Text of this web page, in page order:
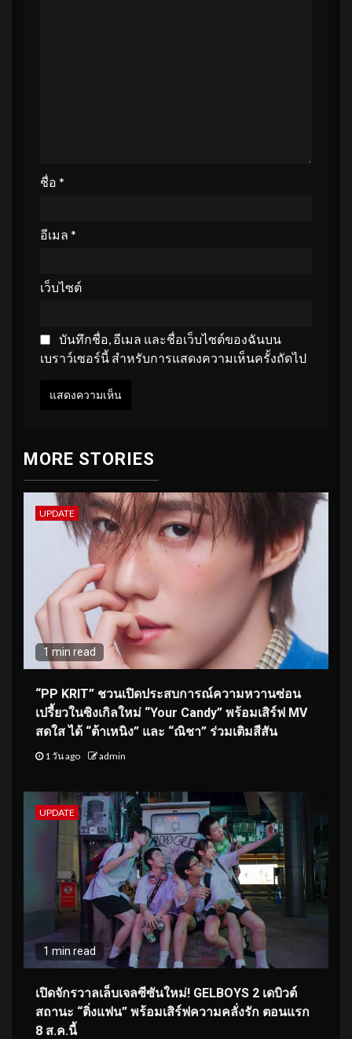
ชื่อ *
อีเมล *
เว็บไซต์
บันทึกชื่อ, อีเมล และชื่อเว็บไซต์ของฉันบน
เบราว์เซอร์นี้ สำหรับการแสดงความเห็นครั้งถัดไป
MORE STORIES
UPDATE
1 min read
“PP KRIT” ชวนเปิดประสบการณ์ความหวานซ่อน
เปรี้ยวในซิงเกิลใหม่ “Your Candy” พร้อมเสิร์ฟ MV
สดใส ได้ “ต้าเหนิง” และ “ณิชา” ร่วมเติมสีสัน
1 วัน ago admin
UPDATE
1 min read
เปิดจักรวาลเล็บเจลซีซันใหม่! GELBOYS 2 เดบิวต์
สถานะ “ติ่งแฟน” พร้อมเสิร์ฟความคลั่งรัก ตอนแรก
8 ส.ค.นี้